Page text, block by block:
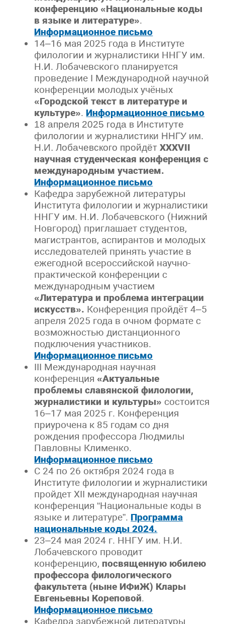
конференцию «Национальные коды
в языке и литературе».
Информационное письмо
14–16 мая 2025 года в Институте
филологии и журналистики ННГУ им.
Н.И. Лобачевского планируется
проведение I Международной научной
конференции молодых учёных
«Городской текст в литературе и
культуре».Информационное письмо
18 апреля 2025 года в Институте
филологии и журналистики ННГУ им.
Н.И. Лобачевского пройдётXXXVII
научная студенческая конференция с
международным участием.
Информационное письмо
Кафедра зарубежной литературы
Института филологии и журналистики
ННГУ им. Н.И. Лобачевского (Нижний
Новгород) приглашает студентов,
магистрантов, аспирантов и молодых
исследователей принять участие в
ежегодной всероссийской научно-
практической конференции с
международным участием
«Литература ипроблема интеграции
искусств». Конференция пройдёт 4–5
апреля 2025 года в очном формате с
возможностью дистанционного
подключения участников.
Информационное письмо
III Международная научная
конференция «Актуальные
проблемы славянской филологии,
журналистики и культуры» состоится
16–17 мая 2025 г. Конференция
приурочена к 85 годам со дня
рождения профессора Людмилы
Павловны Клименко.
Информационное письмо
С 24 по 26 октября 2024 года в
Институте филологии и журналистики
пройдет XII международная научная
конференция “Национальные коды в
языке и литературе”. Программа
национальные коды 2024.
23–24 мая 2024 г. ННГУ им. Н.И.
Лобачевского проводит
конференцию,посвященную юбилею
профессора филологического
факультета (ныне ИФиЖ) Клары
Евгеньевны Кореповой.
Информационное письмо
Кафедра зарубежной литературы